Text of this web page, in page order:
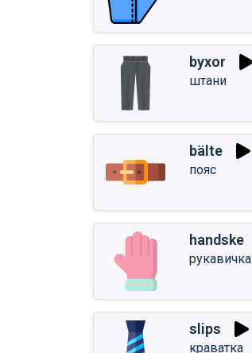
byxor
штани
bälte
пояс
handske
рукавичка
slips
краватка